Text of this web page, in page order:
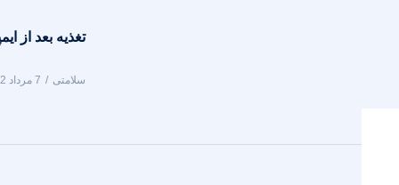
تغذیه بعد از
سلامتی 7 مرداد 1402